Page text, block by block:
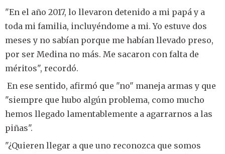
"En el año 2017, lo llevaron detenido a mi papá y a
toda mi familia, incluyéndome a mi. Yo estuve dos
meses y no sabían porque me habían llevado preso,
por ser Medina no más. Me sacaron con falta de
méritos", recordó.
En ese sentido, afirmó que "no" maneja armas y que
"siempre que hubo algún problema, como mucho
hemos llegado lamentablemente a agarrarnos a las
piñas".
"¿Quieren llegar a que uno reconozca que somos